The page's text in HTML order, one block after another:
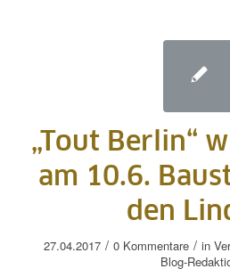
„Tout Berlin“
am 10.6.
den
27.04.2017 / 0 Kommentare / in
Blog-